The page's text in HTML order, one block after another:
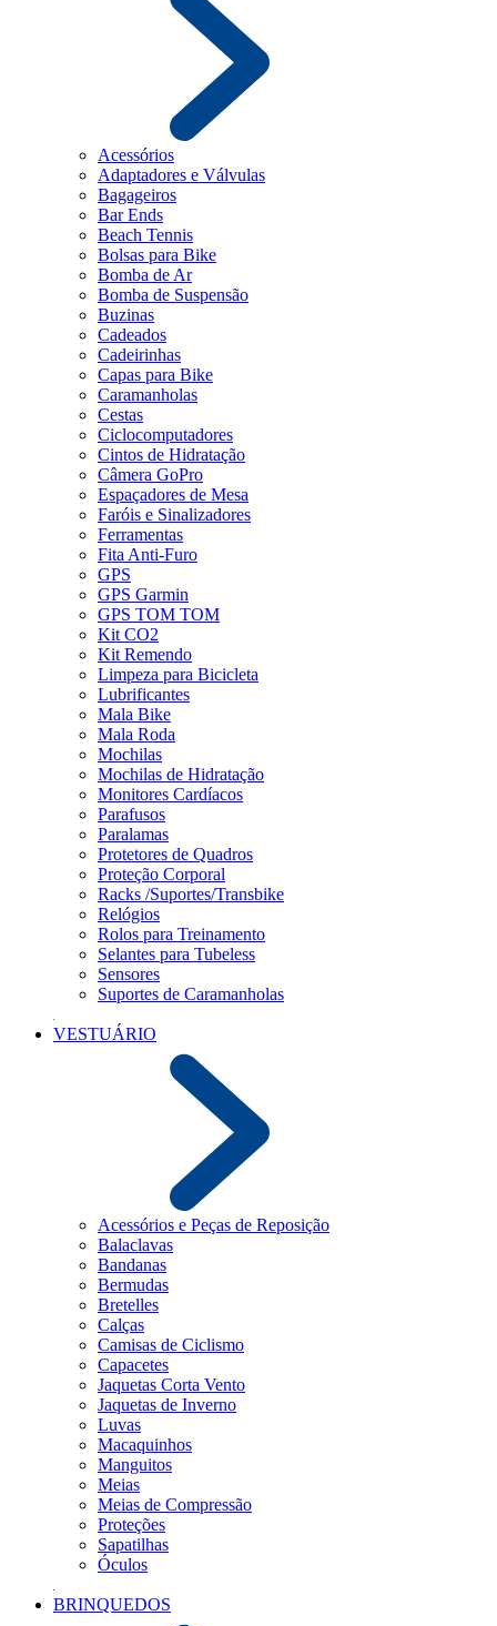
Acessórios
Adaptadores e Válvulas
Bagageiros
Bar Ends
Beach Tennis
Bolsas para Bike
Bomba de Ar
Bomba de Suspensão
Buzinas
Cadeados
Cadeirinhas
Capas para Bike
Caramanholas
Cestas
Ciclocomputadores
Cintos de Hidratação
Câmera GoPro
Espaçadores de Mesa
Faróis e Sinalizadores
Ferramentas
Fita Anti-Furo
GPS
GPS Garmin
GPS TOM TOM
Kit CO2
Kit Remendo
Limpeza para Bicicleta
Lubrificantes
Mala Bike
Mala Roda
Mochilas
Mochilas de Hidratação
Monitores Cardíacos
Parafusos
Paralamas
Protetores de Quadros
Proteção Corporal
Racks /Suportes/Transbike
Relógios
Rolos para Treinamento
Selantes para Tubeless
Sensores
Suportes de Caramanholas
VESTUÁRIO
Acessórios e Peças de Reposição
Balaclavas
Bandanas
Bermudas
Bretelles
Calças
Camisas de Ciclismo
Capacetes
Jaquetas Corta Vento
Jaquetas de Inverno
Luvas
Macaquinhos
Manguitos
Meias
Meias de Compressão
Proteções
Sapatilhas
Óculos
BRINQUEDOS